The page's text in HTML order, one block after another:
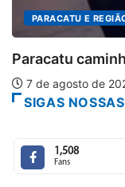
20 anos da
SIGAS
1,508
Fans